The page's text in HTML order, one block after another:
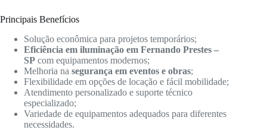
Principais Benefícios
Solução econômica para projetos temporários;
Eficiência em iluminação em Fernando Prestes –
SP com equipamentos modernos;
Melhoria na segurança em eventos e obras;
Flexibilidade em opções de locação e fácil mobilidade;
Atendimento personalizado e suporte técnico
especializado;
Variedade de equipamentos adequados para diferentes
necessidades.